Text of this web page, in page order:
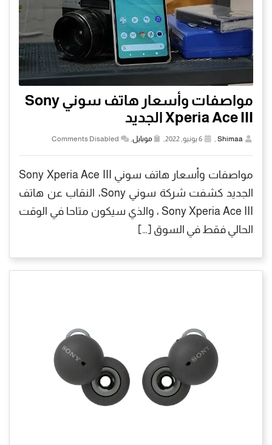
مواصفات وأسعار هاتف سوني Sony
Xperia Ace III الجديد
Shimaa
, موبايل,
Comments Disabled
مواصفات وأسعار هاتف سوني Sony Xperia Ace III
الجديد كشفت شركة سوني Sony، النقاب عن هاتف
Sony Xperia Ace III ، والذي سيكون متاحا في الوقت
الحالي فقط في السوق […]